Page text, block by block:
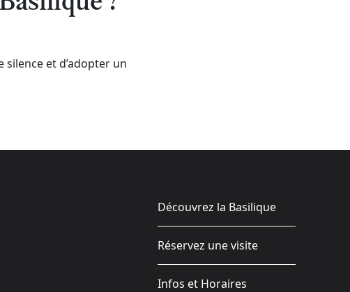
et d’adopter un
Découvrez la Basilique
Réservez une visite
Infos et Horaires